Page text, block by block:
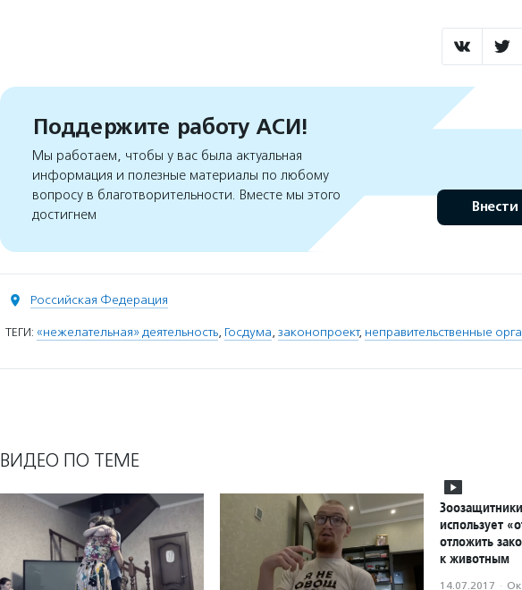
Поддержите работу АСИ!
Мы работаем, чтобы у вас была актуальная
информация и полезные материалы по любому
вопросу в благотворительности. Вместе мы этого
достигнем
Внести
Российская Федерация
ТЕГИ: «нежелательная» деятельность, Госдума, законопроект, неправительственные
ВИДЕО ПО ТЕМЕ
использует
отложить
к животным
14.07.2017 ·